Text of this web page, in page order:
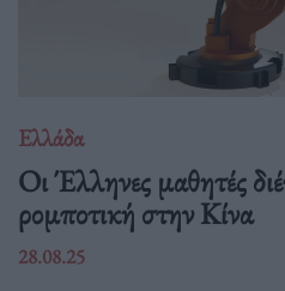
Ελλάδα
Οι Έλληνες μαθητές
ρομποτική στην Κίνα
28.08.25